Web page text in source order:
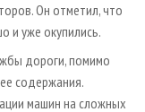
Он отметил, что
и уже окупились.
дороги, помимо
содержания.
машин на сложных